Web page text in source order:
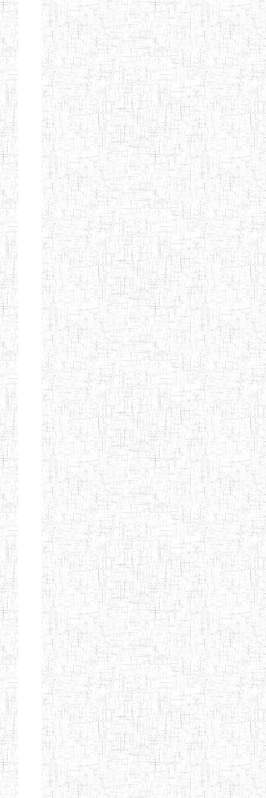
TTC TATUM
ST PIUS X
TECHNICAL
TEACHER
TRAINING
COLLEGE
TATUM
01/08/2000 ENIET
NIGHTINGALE
TEACHER
TRAINING
COLLEGE
20/08/2013 ENIEG
CHRIST THE
KING TEACHER
TRAINING
COLLEGE
04/08/2010 ENIEG
ITCIG SENTTI 14/02/2007 ENIEG
CAMEROON
INCLUSIVE
SPECIAL
EDUCATION
TEACHERS'
TRAINING AND
EMPOWERMENT
PROGRAMME
(CISETTEP)
27/08/2015 ENIEG
ALBERT
TEACHERS'
TRAINING
INSTITUTE
CAMEROUN
(A.T.T.I.C)
27/08/2015 ENIEG
NACHO
TECHNICAL
TEACHER
TRAINING
INSTITUTE
12/08/2010 ENIET
SAINT
28/12/2007 ENIEG